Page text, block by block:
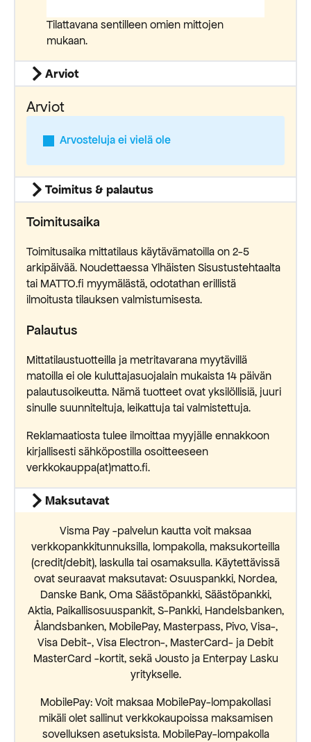
Tilattavana sentilleen omien mittojen
mukaan.
Arviot
Arviot
Arvosteluja ei vielä ole
Toimitus & palautus
Toimitusaika
Toimitusaika mittatilaus käytävämatoilla on 2-5
arkipäivää. Noudettaessa Ylhäisten Sisustustehtaalta
tai MATTO.fi myymälästä, odotathan erillistä
ilmoitusta tilauksen valmistumisesta.
Palautus
Mittatilaustuotteilla ja metritavarana myytävillä
matoilla ei ole kuluttajasuojalain mukaista 14 päivän
palautusoikeutta. Nämä tuotteet ovat yksilöllisiä, juuri
sinulle suunniteltuja, leikattuja tai valmistettuja.
Reklamaatiosta tulee ilmoittaa myyjälle ennakkoon
kirjallisesti sähköpostilla osoitteeseen
verkkokauppa(at)matto.fi.
Maksutavat
Visma Pay -palvelun kautta voit maksaa
verkkopankkitunnuksilla, lompakolla, maksukorteilla
(credit/debit), laskulla tai osamaksulla. Käytettävissä
ovat seuraavat maksutavat: Osuuspankki, Nordea,
Danske Bank, Oma Säästöpankki, Säästöpankki,
Aktia, Paikallisosuuspankit, S-Pankki, Handelsbanken,
Ålandsbanken, MobilePay, Masterpass, Pivo, Visa-,
Visa Debit-, Visa Electron-, MasterCard- ja Debit
MasterCard -kortit, sekä Jousto ja Enterpay Lasku
yritykselle.
MobilePay: Voit maksaa MobilePay-lompakollasi
mikäli olet sallinut verkkokaupoissa maksamisen
sovelluksen asetuksista. MobilePay-lompakolla